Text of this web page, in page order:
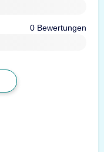
0 Bewertungen